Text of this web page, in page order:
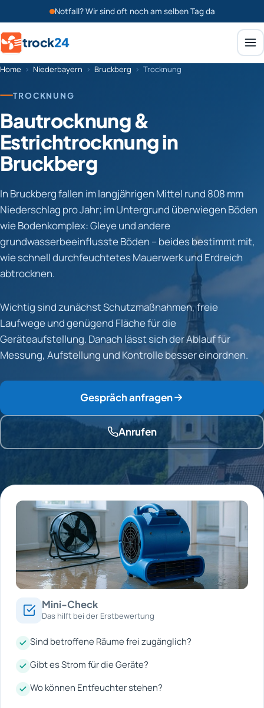
Notfall? Wir sind oft noch am selben Tag da
trock24
Home › Niederbayern › Bruckberg › Trocknung
TROCKNUNG
Bautrocknung &
Estrichtrocknung in
Bruckberg
In Bruckberg fallen im langjährigen Mittel rund 808 mm
Niederschlag pro Jahr; im Untergrund überwiegen Böden
wie Bodenkomplex: Gleye und andere
grundwasserbeeinflusste Böden – beides bestimmt mit,
wie schnell durchfeuchtetes Mauerwerk und Erdreich
abtrocknen.
Wichtig sind zunächst Schutzmaßnahmen, freie
Laufwege und genügend Fläche für die
Geräteaufstellung. Danach lässt sich der Ablauf für
Messung, Aufstellung und Kontrolle besser einordnen.
Gespräch anfragen
Anrufen
Mini-Check
Das hilft bei der Erstbewertung
Sind betroffene Räume frei zugänglich?
Gibt es Strom für die Geräte?
Wo können Entfeuchter stehen?